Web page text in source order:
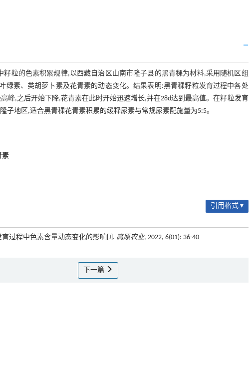
粒的色素积累规律,以西藏自治区山南市隆子县的黑青稞为材料,采用随机区组
绿素、类胡萝卜素及花青素的动态变化。结果表明:黑青稞籽粒发育过程中各处
峰,之后开始下降,花青素在此时开始迅速增长,并在28d达到最高值。在籽粒发育
子地区,适合黑青稞花青素积累的缓释尿素与常规尿素配施量为5:5。
素
引用格式 ▾
过程中色素含量动态变化的影响[J]. 高原农业, 2022, 6(01): 36-40
下一篇